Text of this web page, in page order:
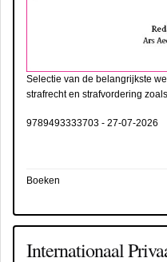
Selectie van de belangrijkste
strafrecht en strafvordering
9789493333703 - 27-07-2026
Boeken
Internationaal